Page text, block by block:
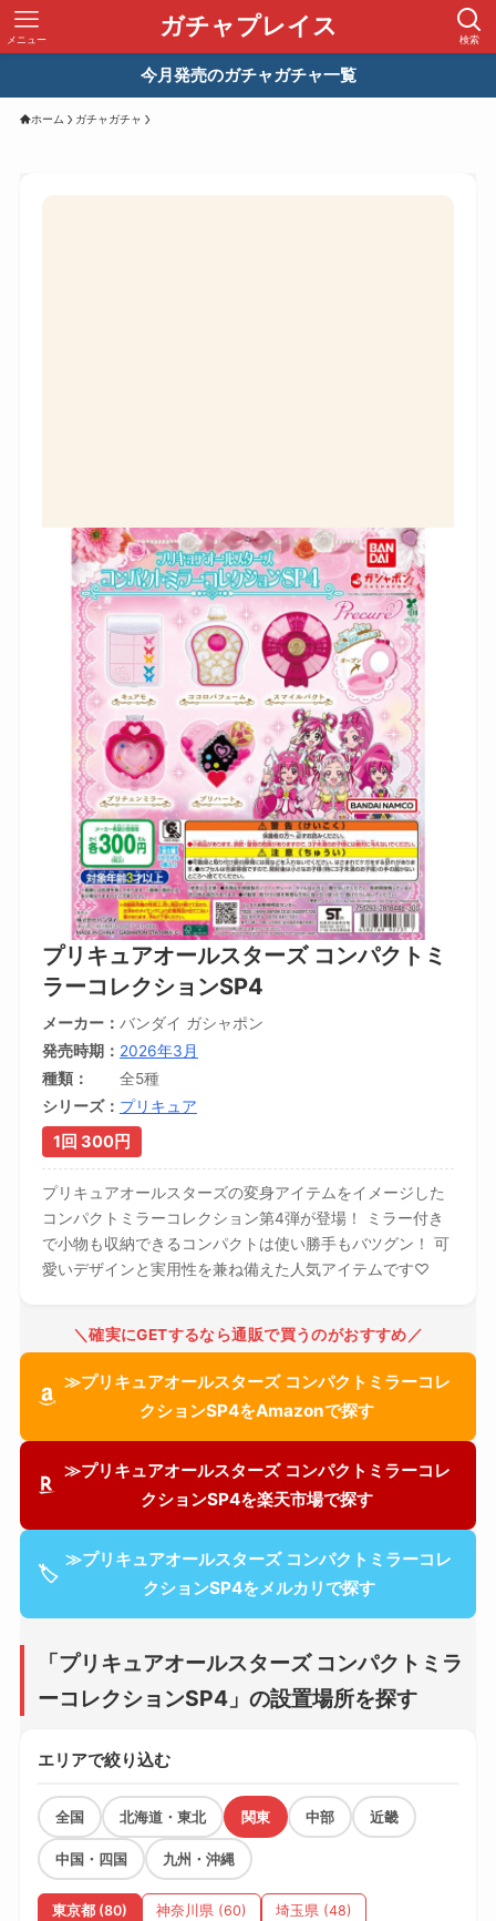
ガチャプレイス 検索
メニュー
今月発売のガチャガチャ一覧
ホーム ガチャガチャ
プリキュアオールスターズ コンパクトミ
ラーコレクションSP4
メーカー
バンダイ ガシャポン
発売時期
2026年3月
種類
全5種
シリーズ
プリキュア
1回 300円
プリキュアオールスターズの変身アイテムをイメージした
コンパクトミラーコレクション第4弾が登場！ ミラー付き
で小物も収納できるコンパクトは使い勝手もバツグン！ 可
愛いデザインと実用性を兼ね備えた人気アイテムです♡
＼確実にGETするなら通販で買うのがおすすめ／
≫プリキュアオールスターズ コンパクトミラーコレ
クションSP4をAmazonで探す
≫プリキュアオールスターズ コンパクトミラーコレ
クションSP4を楽天市場で探す
🏷
≫プリキュアオールスターズ コンパクトミラーコレ
クションSP4をメルカリで探す
「プリキュアオールスターズ コンパクトミラ
ーコレクションSP4」の設置場所を探す
エリアで絞り込む
全国 北海道・東北 関東 中部 近畿
中国・四国 九州・沖縄
東京都 (80) 神奈川県 (60) 埼玉県 (48)